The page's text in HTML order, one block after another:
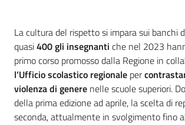
Introduzione
La cultura del rispetto si impara sui banchi
quasi400 gli insegnanti che nel 2023
primo corso promosso dalla Regione in
l’Ufficio scolastico regionale per
violenza di genere nelle scuole superiori.
della prima edizione ad aprile, la scelta di
seconda, attualmente in svolgimento fino